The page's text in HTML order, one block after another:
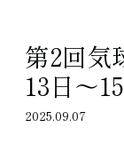
第2回気
13日～
2025.09.07